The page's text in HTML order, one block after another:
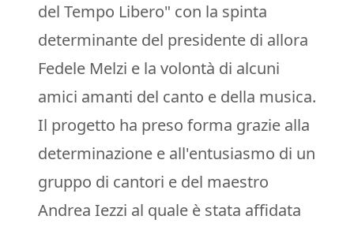
del Tempo Libero" con la spinta
determinante del presidente di allora
Fedele Melzi e la volontà di alcuni
amici amanti del canto e della musica.
Il progetto ha preso forma grazie alla
determinazione e all'entusiasmo di un
gruppo di cantori e del maestro
Andrea Iezzi al quale è stata affidata